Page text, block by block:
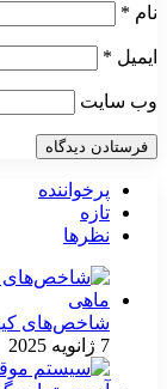
نام *
ایمیل *
وب‌ سایت
پرخواننده
تازه
نظرها
شاخص‌های
7 ژانویه 2025